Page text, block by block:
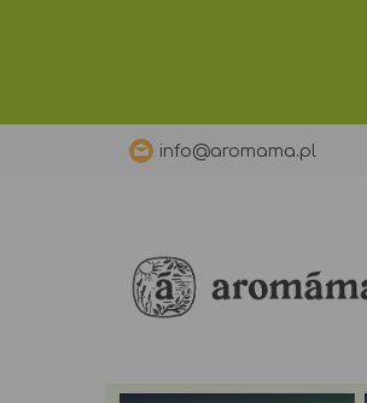
info@aromama.pl